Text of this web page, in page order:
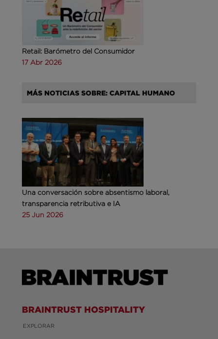
Retail: Barómetro del Consumidor
17 Abr 2026
MÁS NOTICIAS SOBRE: CAPITAL HUMANO
Una conversación sobre absentismo laboral,
transparencia retributiva e IA
25 Jun 2026
BRAINTRUST HOSPITALITY
EXPLORAR